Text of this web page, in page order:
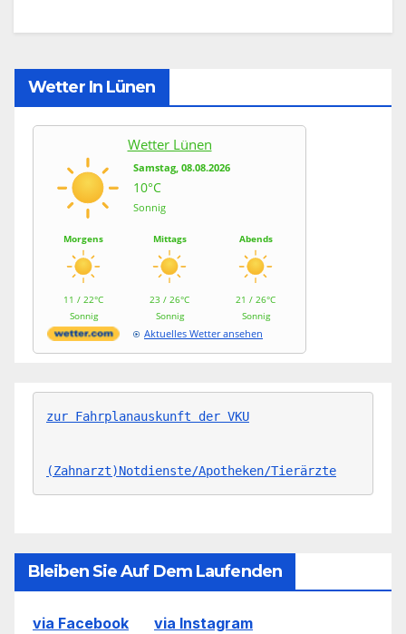
Wetter In Lünen
Wetter Lünen
Samstag, 08.08.2026
10°C
Sonnig
Morgens
11 / 22°C
Sonnig
Mittags
23 / 26°C
Sonnig
Abends
21 / 26°C
Sonnig
Aktuelles Wetter ansehen
zur Fahrplanauskunft der VKU
(Zahnarzt)Notdienste/Apotheken/Tierärzte
Bleiben Sie Auf Dem Laufenden
via Facebook via Instagram